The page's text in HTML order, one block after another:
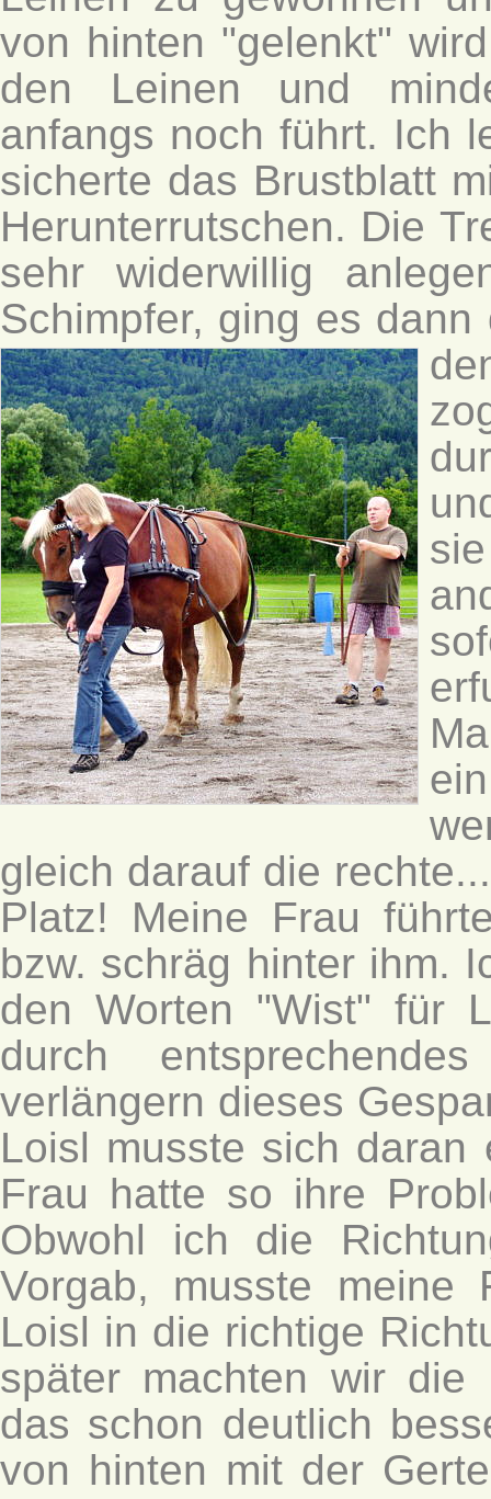
von hinten "gelenkt"
den Leinen und
anfangs noch führt. Ich
sicherte das Brustblatt
Herunterrutschen. Die
sehr widerwillig
Schimpfer, ging es
gleich darauf die
Platz! Meine Frau
bzw. schräg hinter ihm.
den Worten "Wist" für
durch
verlängern dieses
Loisl musste sich daran
Frau hatte so ihre
Obwohl ich die
Vorgab, musste meine
Loisl in die richtige
später machten wir
das schon deutlich
von hinten mit der